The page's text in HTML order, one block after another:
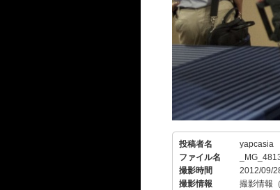
投稿者名
yapcasia
ファイル名
撮影時間
2012/09/
撮影情報
撮影情報